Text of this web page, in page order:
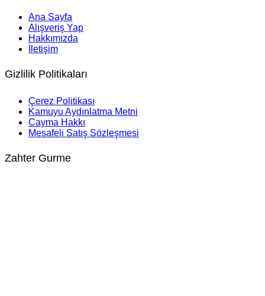
Ana Sayfa
Alışveriş Yap
Hakkımızda
İletişim
Gizlilik Politikaları
Çerez Politikası
Kamuyu Aydınlatma Metni
Cayma Hakkı
Mesafeli Satış Sözleşmesi
Zahter Gurme